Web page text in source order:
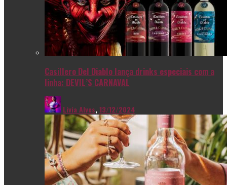
Casillero Del Diablo lança drinks especiais com a
linha: DEVIL’S CARNAVAL
Livia Alves,13/12/2024